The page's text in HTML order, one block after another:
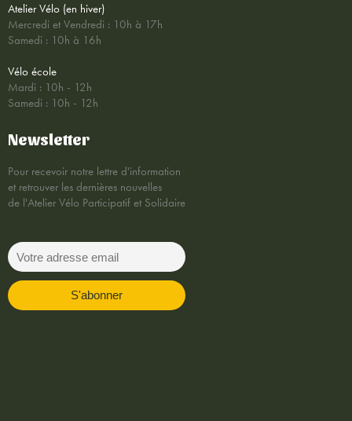
Atelier Vélo (en hiver)
Mercredi et Vendredi : 10h à 17h
Samedi : 10h à 16h
Vélo école
Mardi : 10h - 12h
Samedi : 10h - 12h
Newsletter
Pour recevoir notre lettre d'information
et retrouver les dernières nouvelles
de l'Atelier Vélo Participatif et Solidaire